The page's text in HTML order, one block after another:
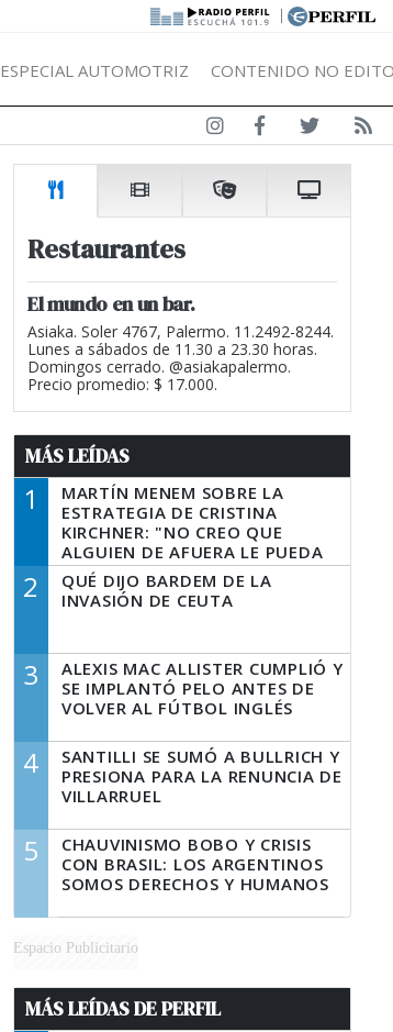
|
ESPECIAL AUTOMOTRIZ CONTENIDO NO
Restaurantes
El mundo en un bar.
Asiaka. Soler 4767, Palermo. 11.2492-8244.
Lunes a sábados de 11.30 a 23.30 horas.
Domingos cerrado. @asiakapalermo.
Precio promedio: $ 17.000.
MÁS LEÍDAS
1
MARTÍN MENEM SOBRE LA
ESTRATEGIA DE CRISTINA
KIRCHNER: "NO CREO QUE
ALGUIEN DE AFUERA LE PUEDA
DECIR A LA JUSTICIA LO QUE
TIENE QUE HACER"
2
QUÉ DIJO BARDEM DE LA
INVASIÓN DE CEUTA
3
ALEXIS MAC ALLISTER CUMPLIÓ Y
SE IMPLANTÓ PELO ANTES DE
VOLVER AL FÚTBOL INGLÉS
4
SANTILLI SE SUMÓ A BULLRICH Y
PRESIONA PARA LA RENUNCIA DE
VILLARRUEL
5
CHAUVINISMO BOBO Y CRISIS
CON BRASIL: LOS ARGENTINOS
SOMOS DERECHOS Y HUMANOS
Espacio Publicitario
MÁS LEÍDAS DE PERFIL